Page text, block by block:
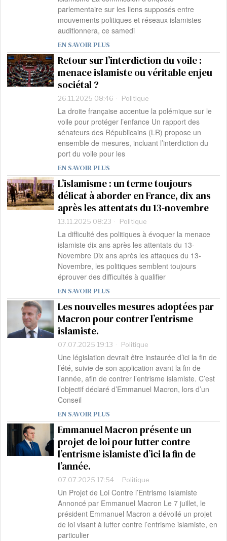
parlementaire sur les liens supposés entre
mouvements politiques et réseaux islamistes
auditionnera, ce samedi
EN SAVOIR PLUS
Retour sur l’interdiction du voile :
menace islamiste ou véritable enjeu
sociétal ?
26.11.2025 08:46 Politique
La droite française accentue la polémique sur le
voile pour protéger l’enfance Un rapport des
sénateurs des Républicains (LR) propose un
ensemble de mesures, incluant l’interdiction du
port du voile pour les
EN SAVOIR PLUS
L’islamisme : un terme toujours
délicat à aborder en France, dix ans
après les attentats du 13-novembre
13.11.2025 08:23 Politique
La difficulté des politiques à évoquer la menace
islamiste dix ans après les attentats du 13-
Novembre Dix ans après les attaques du 13-
Novembre, les politiques semblent toujours
éprouver des difficultés à qualifier
EN SAVOIR PLUS
Les nouvelles mesures adoptées par
Macron pour contrer l’entrisme
islamiste.
07.07.2025 19:13 Politique
Une législation devrait être instaurée d’ici la fin de
l’été, suivie de son application avant la fin de
l’année, afin de contrer l’entrisme islamiste. C’est
l’objectif déclaré d’Emmanuel Macron, lors d’un
Conseil
EN SAVOIR PLUS
Emmanuel Macron présente un
projet de loi pour lutter contre
l’entrisme islamiste d’ici la fin de
l’année.
07.07.2025 17:54 Politique
Un Projet de Loi Contre l’Entrisme Islamiste
Annoncé par Emmanuel Macron Le 7 juillet, le
président Emmanuel Macron a dévoilé un projet
de loi visant à lutter contre l’entrisme islamiste, en
particulier